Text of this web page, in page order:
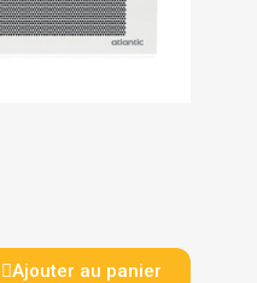
Ajouter au panier